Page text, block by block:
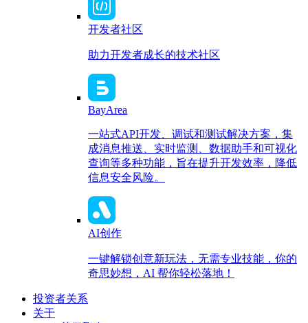
开发者社区
助力开发者成长的技术社区
BayArea
一站式API开发、调试和测试解决方案，集
成消息推送、实时监测、数据助手和可视化
查询等多种功能，旨在提升开发效率，降低
信息安全风险。
AI创作
一键解锁创意新玩法，无需专业技能，你的
奇思妙想，AI 帮你轻松落地！
投资者关系
关于